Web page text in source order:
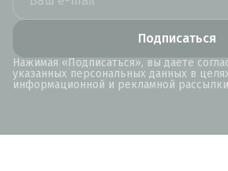
Подписаться
Нажимая «Подписаться», вы даете
указанных персональных данных в
информационной и рекламной рассылки